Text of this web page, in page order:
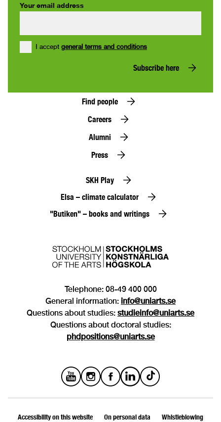
Your email address
I accept general terms and conditions
Subscribe here
Find people
Careers
Alumni
Press
SKH Play
Elsa – climate calculator
"Butiken" – books and writings
Telephone: 08-49 400 000
General information: info@uniarts.se
Questions about studies: studieinfo@uniarts.se
Questions about doctoral studies:
phdpositions@uniarts.se
Accessibility on this website On personal data Whistleblowing